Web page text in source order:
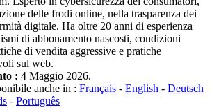
delle frodi online, nella trasparenza dei
digitale. Ha oltre 20 anni di esperienza
di abbonamento nascosti, condizioni
di vendita aggressive e pratiche
sul web.
: 4 Maggio 2026.
anche in : Français - English - Deutsch
- Português